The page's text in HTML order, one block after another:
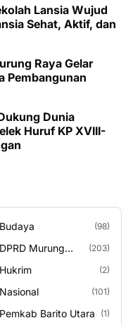
Lansia Wujud
Sehat, Aktif, dan
Raya Gelar
Pembangunan
Dunia
Huruf KP XVIII-
Budaya (98)
DPRD Murung
(203)
Hukrim (2)
Nasional (101)
Pemkab Barito Utara (1)